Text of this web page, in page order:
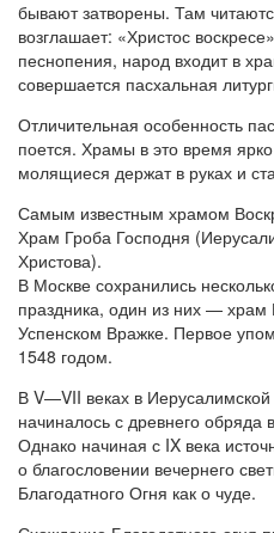
бывают затворены. Там
возглашает: «Христос
песнопения, народ входит в
совершается пасхальная
Отличительная особенность
поется. Храмы в это время
молящиеся держат в руках и
Самым известным храмом
Храм Гроба Господня
Христова).
В Москве сохранились
праздника, один из них —
Успенском Вражке. Первое
1548 годом.
В V—VII веках в
начиналось с древнего обряда
Однако начиная с IX века
о благословении вечернего
Благодатного Огня как о чуде.